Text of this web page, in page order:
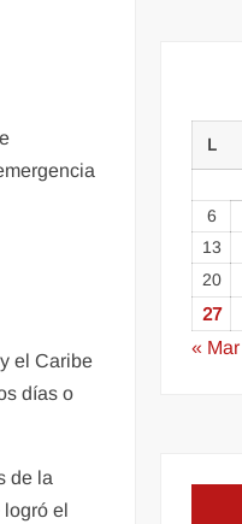
el Caribe
días o
de la
el
L
6
13
20
27
« Mar